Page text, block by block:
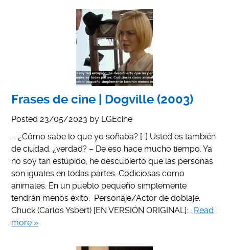
Frases de cine | Dogville (2003)
Posted 23/05/2023 by LGEcine
– ¿Cómo sabe lo que yo soñaba? […] Usted es también
de ciudad, ¿verdad? – De eso hace mucho tiempo. Ya
no soy tan estúpido, he descubierto que las personas
son iguales en todas partes. Codiciosas como
animales. En un pueblo pequeño simplemente
tendrán menos éxito. Personaje/Actor de doblaje:
Chuck (Carlos Ysbert) [EN VERSIÓN ORIGINAL]:… Read
more »